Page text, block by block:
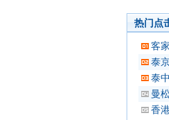
热门点
客
泰
泰
曼
香